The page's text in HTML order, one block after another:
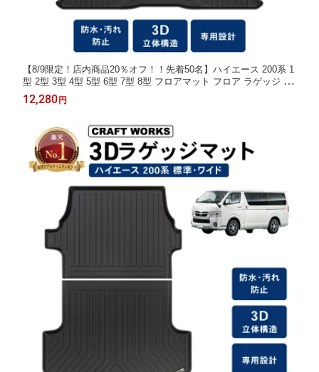
【8/9限定！店内商品20％オフ！！先着50名】ハイエース 200系 1
型 2型 3型 4型 5型 6型 7型 8型 フロアマット フロア ラゲッジ マ
ット 標準 ワイド 車 防水 防汚 汚れ 防止 3D ラゲージ トレイ カ
スタム アクセサリー 専用 カー フロア マット ラゲッジ トランク
12,280 円